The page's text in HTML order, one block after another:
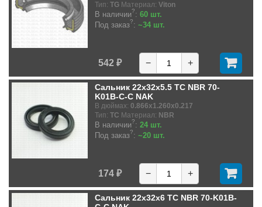
Тип: TG Материал: Viton
В наличии?: 60 шт.
Под заказ?: ~34 шт.
542 ₽ − +
Сальник 22x32x5.5 TC NBR 70-
K01B-C-C NAK
В дюймах: 0.866x1.260x0.217
Тип: TC Материал: NBR
В наличии?: 24 шт.
Под заказ?: ~20 шт.
174 ₽ − +
Сальник 22x32x6 TC NBR 70-K01B-